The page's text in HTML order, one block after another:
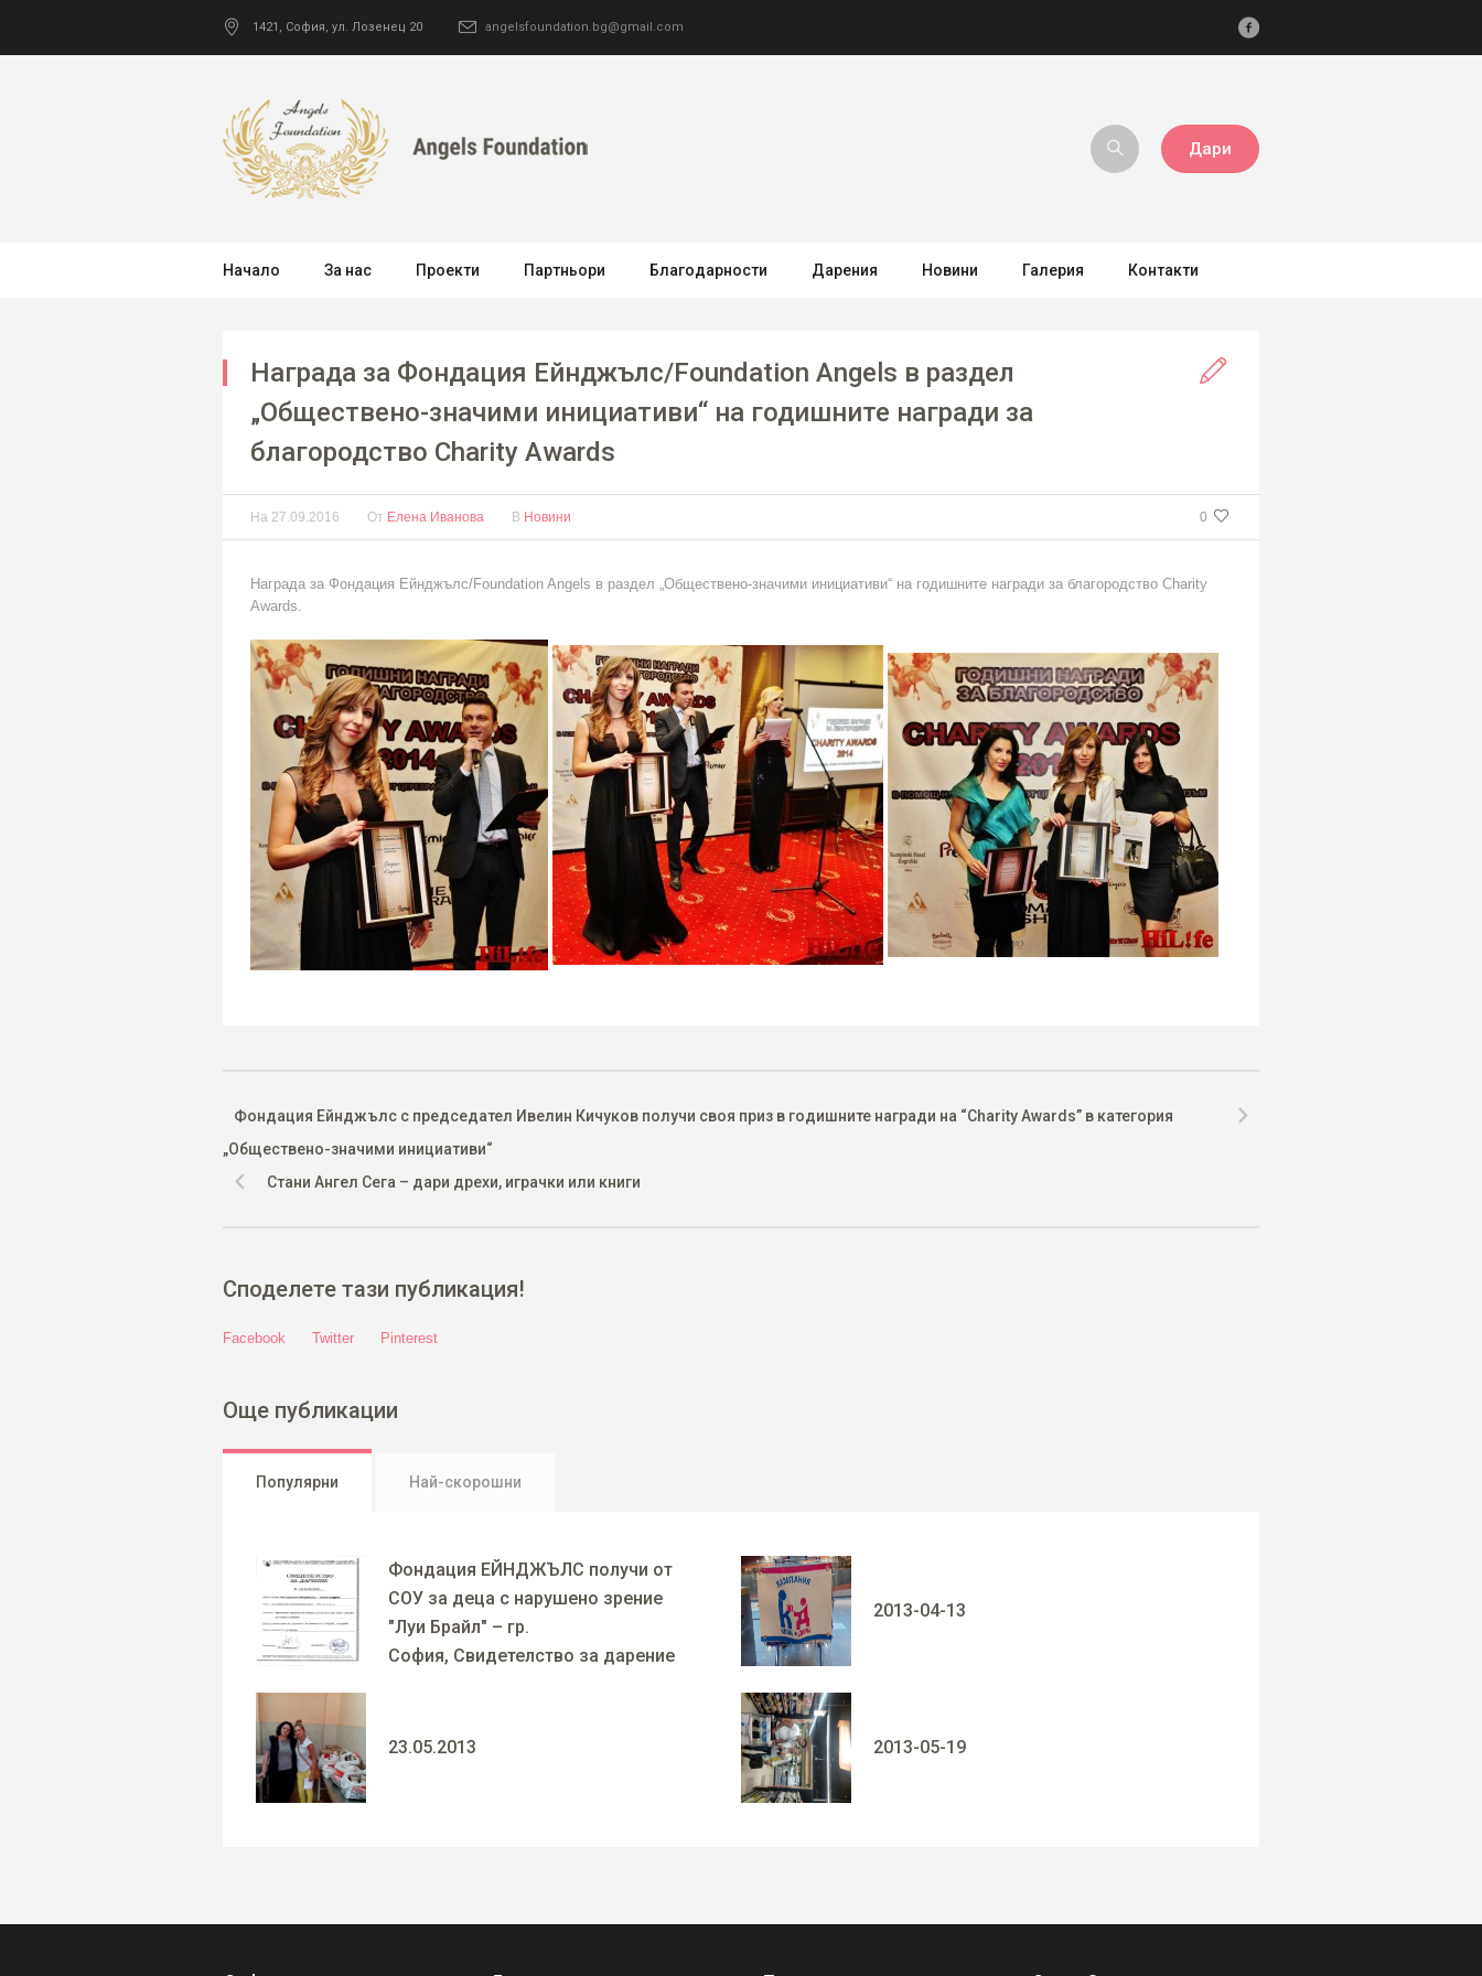
1421 , София, ул. Лозенец 20 angelsfoundation.bg@gmail.com
Дари
Начало За нас Проекти Партньори Благодарности Дарения Новини Галерия Контакти
Награда за Фондация Ейнджълс/Foundation Angels в раздел
„Обществено-значими инициативи“ на годишните награди за
благородство Charity Awards
0
На 27.09.2016 От Елена Иванова В Новини
Награда за Фондация Ейнджълс/Foundation Angels в раздел „Обществено-значими инициативи“ на годишните награди за благородство Charity
Awards.
Фондация Ейнджълс с председател Ивелин Кичуков получи своя приз в годишните награди на “Charity Awards” в категория
„Обществено-значими инициативи“
Стани Ангел Сега – дари дрехи, играчки или книги
Споделете тази публикация!
Facebook Twitter Pinterest
Още публикации
Популярни Най-скорошни
Фондация ЕЙНДЖЪЛС получи от
СОУ за деца с нарушено зрение
"Луи Брайл" – гр.
София, Свидетелство за дарение
2013-04-13
23.05.2013 2013-05-19